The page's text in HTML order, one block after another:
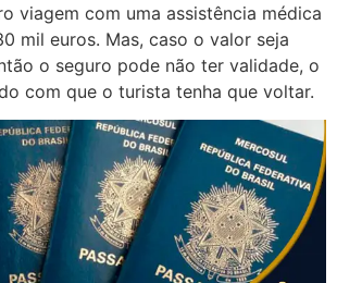
viagem com uma assistência médica
mil euros. Mas, caso o valor seja
o seguro pode não ter validade, o
com que o turista tenha que voltar.